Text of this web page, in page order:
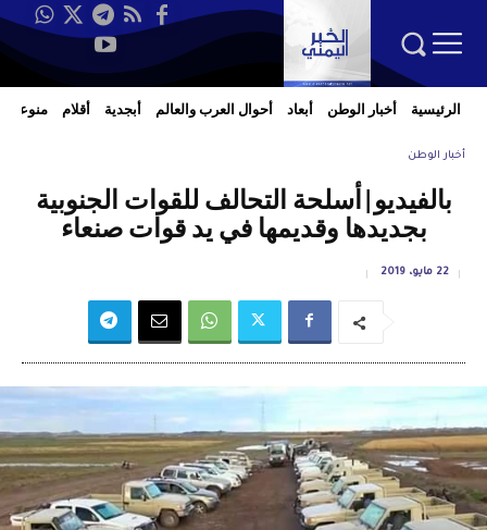
الرئيسية أخبار الوطن أبعاد أحوال العرب والعالم أبجدية أقلام منوعات
أخبار الوطن
بالفيديو|أسلحة التحالف للقوات الجنوبية
بجديدها وقديمها في يد قوات صنعاء
22 مايو، 2019